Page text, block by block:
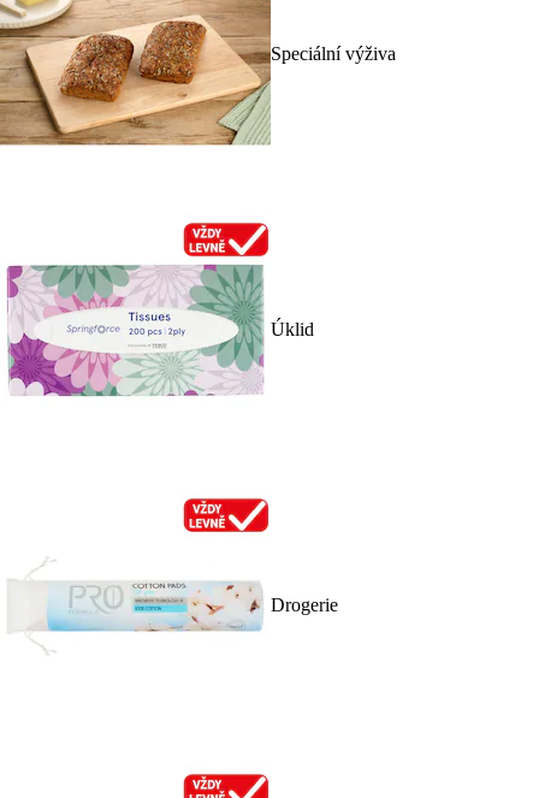
Speciální výživa
Úklid
Drogerie